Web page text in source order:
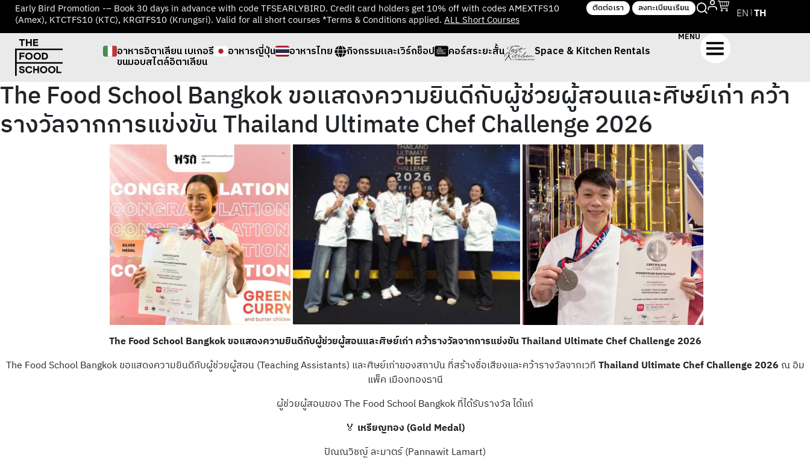
Early Bird Promotion -– Book 30 days in advance with code TFSEARLYBIRD. Credit card holders get 10% off with codes AMEXTFS10
(Amex), KTCTFS10 (KTC), KRGTFS10 (Krungsri). Valid for all short courses *Terms & Conditions applied. ALL Short Courses
ติดต่อเรา ลงทะเบียนเรียน EN TH
อาหารอิตาเลียน เบเกอรี
ขนมอบสไตล์อิตาเลียน
อาหารญี่ปุ่น อาหารไทย กิจกรรมและเวิร์กช็อป คอร์สระยะสั้น Space & Kitchen Rentals
MENU
The Food School Bangkok ขอแสดงความยินดีกับผู้ช่วยผู้สอนและศิษย์เก่า คว้า
รางวัลจากการแข่งขัน Thailand Ultimate Chef Challenge 2026
The Food School Bangkok ขอแสดงความยินดีกับผู้ช่วยผู้สอนและศิษย์เก่า คว้ารางวัลจากการแข่งขัน Thailand Ultimate Chef Challenge 2026
The Food School Bangkok ขอแสดงความยินดีกับผู้ช่วยผู้สอน (Teaching Assistants) และศิษย์เก่าของสถาบัน ที่สร้างชื่อเสียงและคว้ารางวัลจากเวทีThailand Ultimate Chef Challenge 2026 ณ อิม
แพ็ค เมืองทองธานี
ผู้ช่วยผู้สอนของ The Food School Bangkok ที่ได้รับรางวัล ได้แก่
🏅 เหรียญทอง (Gold Medal)
ปัณณวิชญ์ ละมาตร์ (Pannawit Lamart)